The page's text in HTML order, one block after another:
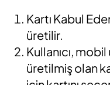
Kartı Kabul
üretilir.
Kullanıcı, mobil
üretilmiş olan